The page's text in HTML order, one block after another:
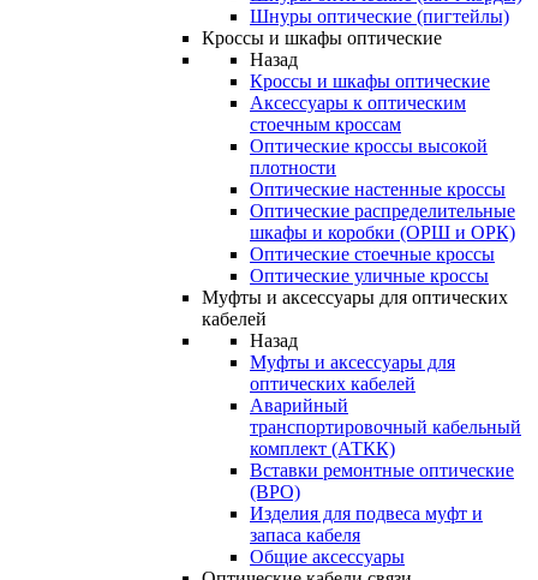
Шнуры оптические (пигтейлы)
Кроссы и шкафы оптические
Назад
Кроссы и шкафы оптические
Аксессуары к оптическим
стоечным кроссам
Оптические кроссы высокой
плотности
Оптические настенные кроссы
Оптические распределительные
шкафы и коробки (ОРШ и ОРК)
Оптические стоечные кроссы
Оптические уличные кроссы
Муфты и аксессуары для оптических
кабелей
Назад
Муфты и аксессуары для
оптических кабелей
Аварийный
транспортировочный кабельный
комплект (АТКК)
Вставки ремонтные оптические
(ВРО)
Изделия для подвеса муфт и
запаса кабеля
Общие аксессуары